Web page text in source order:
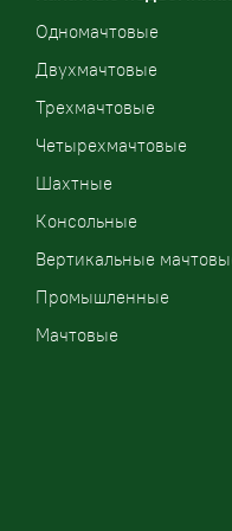
Одномачтовые
Двухмачтовые
Трехмачтовые
Четырехмачтовые
Шахтные
Консольные
Вертикальные
Промышленные
Мачтовые